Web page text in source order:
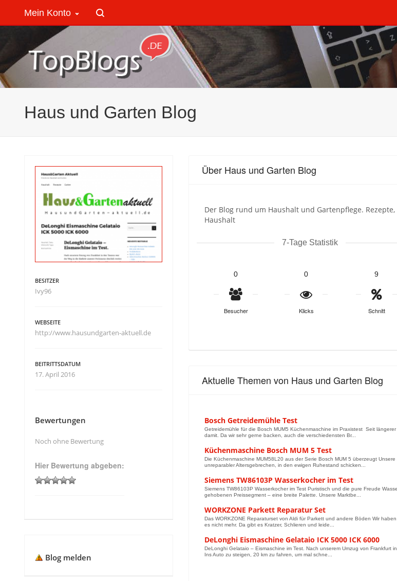
Mein Konto
Haus und Garten Blog
Über Haus und Garten Blog
Der Blog rund um Haushalt und Gartenpflege.
Haushalt
7-Tage Statistik
0
Besucher
0
Klicks
9
Schnitt
Aktuelle Themen von Haus und Garten Blog
Bosch Getreidemühle Test
Getreidemühle für die Bosch MUM5 Küchenmaschine im Praxistest Seit
damit. Da wir sehr gerne backen, auch die verschiedensten Br...
Küchenmaschine Bosch MUM 5 Test
Die Küchenmaschine MUM58L20 aus der Serie Bosch MUM 5 überzeugt
unreparabler Altersgebrechen, in den ewigen Ruhestand schicken...
Siemens TW86103P Wasserkocher im Test
Siemens TW86103P Wasserkocher im Test Puristisch und die pure Freude
gehobenen Preissegment – eine breite Palette. Unsere Marktbe...
WORKZONE Parkett Reparatur Set
Das WORKZONE Reparaturset von Aldi für Parkett und andere Böden Wir
es nicht mehr. Da gibt es Kratzer, Schlieren und leide...
DeLonghi Eismaschine Gelataio ICK 5000 ICK 6000
DeLonghi Gelataio – Eismaschine im Test. Nach unserem Umzug von Frankfurt
Ins Auto zu steigen, 20 km zu fahren, um mal schne...
BESITZER
Ivy96
WEBSEITE
http://www.hausundgarten-aktuell.de
BEITRITTSDATUM
17. April 2016
Bewertungen
Noch ohne Bewertung
Hier Bewertung abgeben:
Blog melden